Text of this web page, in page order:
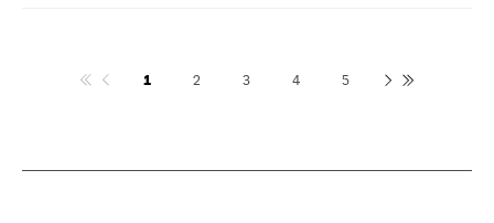
1 2 3 4 5